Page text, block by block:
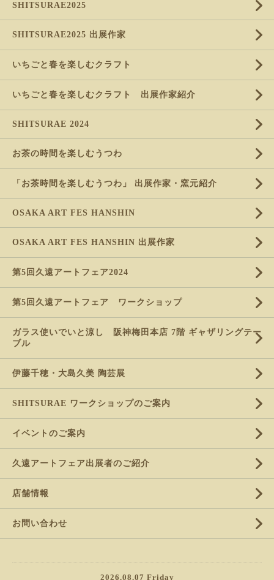
SHITSURAE2025
SHITSURAE2025 出展作家
いちごと春を楽しむクラフト
いちごと春を楽しむクラフト 出展作家紹介
SHITSURAE 2024
お茶の時間を楽しむうつわ
「お茶時間を楽しむうつわ」 出展作家・窯元紹介
OSAKA ART FES HANSHIN
OSAKA ART FES HANSHIN 出展作家
第5回久遠アートフェア2024
第5回久遠アートフェア ワークショップ
ガラス使いでいと涼し 阪神梅田本店 7階 ギャザリングテー
ブル
伊藤千穂・大島久美 陶芸展
SHITSURAE ワークショップのご案内
イベントのご案内
久遠アートフェア出展者のご紹介
店舗情報
お問い合わせ
2026.08.07 Friday